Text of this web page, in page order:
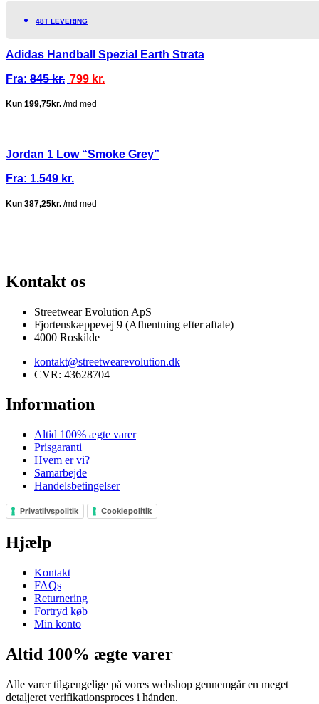
48T LEVERING
Adidas Handball Spezial Earth Strata
Fra: 845kr. 799 kr.
Jordan 1 Low “Smoke Grey”
Fra: 1.549 kr.
Kontakt os
Streetwear Evolution ApS
Fjortenskæppevej 9 (Afhentning efter aftale)
4000 Roskilde
kontakt@streetwearevolution.dk
CVR: 43628704
Information
Altid 100% ægte varer
Prisgaranti
Hvem er vi?
Samarbejde
Handelsbetingelser
Privatlivspolitik Cookiepolitik
Hjælp
Kontakt
FAQs
Returnering
Fortryd køb
Min konto
Altid 100% ægte varer
Alle varer tilgængelige på vores webshop gennemgår en meget
detaljeret verifikationsproces i hånden.